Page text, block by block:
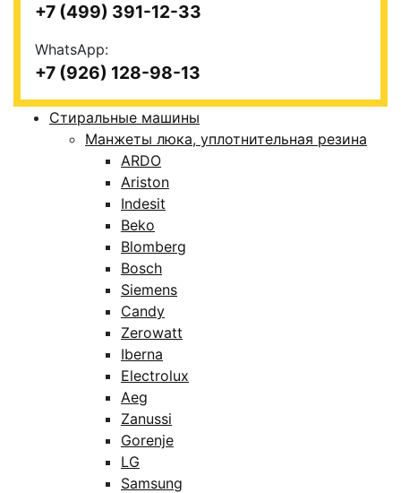
+7 (499) 391-12-33
WhatsApp:
+7 (926) 128-98-13
Стиральные машины
Манжеты люка, уплотнительная резина
ARDO
Ariston
Indesit
Beko
Blomberg
Bosch
Siemens
Candy
Zerowatt
Iberna
Electrolux
Aeg
Zanussi
Gorenje
LG
Samsung